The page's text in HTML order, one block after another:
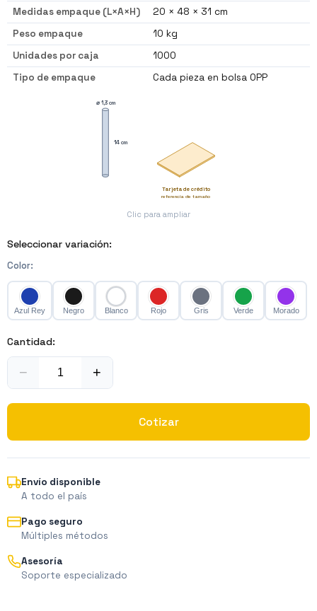
Medidas empaque (L×A×H)
20 × 48 × 31 cm
Peso empaque
10 kg
Unidades por caja
1000
Tipo de empaque
Cada pieza en bolsa OPP
⌀ 1,3 cm
14 cm
Tarjeta de crédito
referencia de tamaño
Clic para ampliar
Seleccionar variación:
Color:
Azul Rey Negro Blanco Rojo Gris Verde Morado
Cantidad:
− +
Cotizar
Envío disponible
A todo el país
Pago seguro
Múltiples métodos
Asesoría
Soporte especializado